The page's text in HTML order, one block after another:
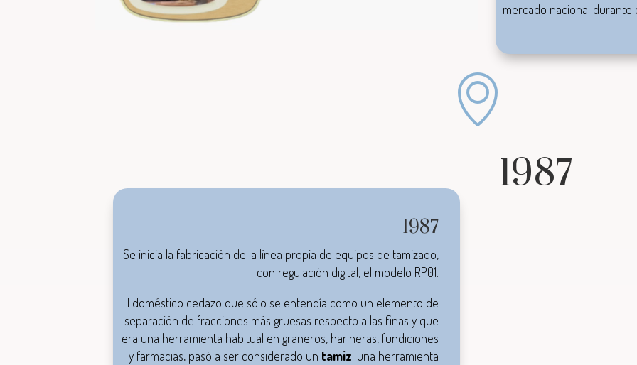
mercado nacional durante
1987
Se inicia la fabricación de la línea propia de equipos de tamizado,
con regulación digital, el modelo RP01.
El doméstico cedazo que sólo se entendía como un elemento de
separación de fracciones más gruesas respecto a las finas y que
era una herramienta habitual en graneros, harineras, fundiciones
y farmacias, pasó a ser considerado un tamiz: una herramienta
1987